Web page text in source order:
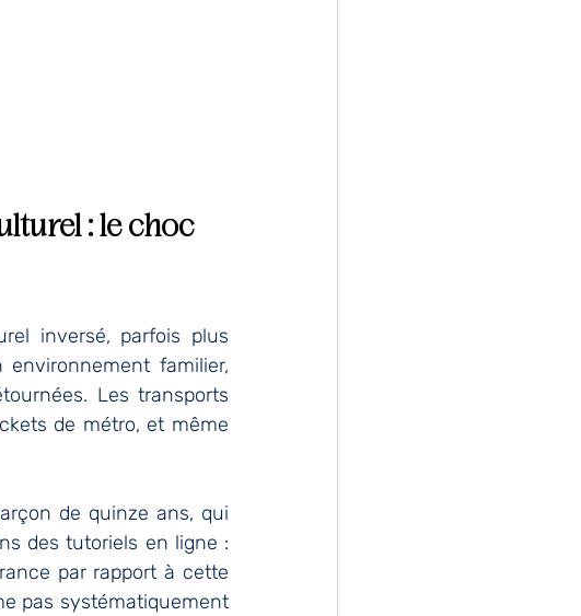
: le choc
inversé, parfois plus
familier,
Les transports
de métro, et même
de quinze ans, qui
des tutoriels en ligne :
par rapport à cette
pas systématiquement